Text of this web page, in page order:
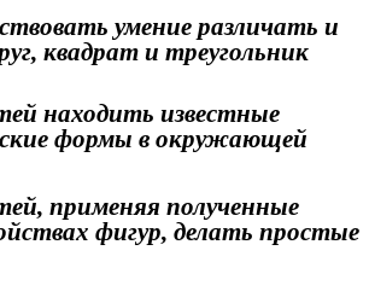
умение различать и
квадрат и треугольник
находить известные
формы в окружающей
применяя полученные
фигур, делать простые